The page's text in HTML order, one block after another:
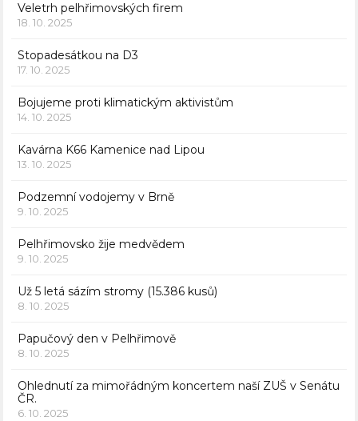
Veletrh pelhřimovských firem
18. 10. 2025
Stopadesátkou na D3
17. 10. 2025
Bojujeme proti klimatickým aktivistům
14. 10. 2025
Kavárna K66 Kamenice nad Lipou
13. 10. 2025
Podzemní vodojemy v Brně
9. 10. 2025
Pelhřimovsko žije medvědem
9. 10. 2025
Už 5 letá sázím stromy (15.386 kusů)
8. 10. 2025
Papučový den v Pelhřimově
8. 10. 2025
Ohlednutí za mimořádným koncertem naší ZUŠ v Senátu
ČR.
6. 10. 2025